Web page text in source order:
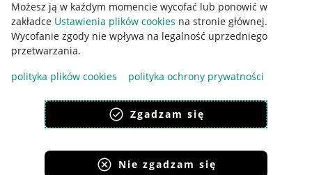
Możesz ją w każdym momencie wycofać lub ponowić w
zakładce Ustawienia plików cookies na stronie głównej.
Wycofanie zgody nie wpływa na legalność uprzedniego
przetwarzania.
polityka plików cookies
polityka ochrony prywatności
Zgadzam się
Nie zgadzam się
Korzystanie z serwisu oznacza akceptacjęregulaminu